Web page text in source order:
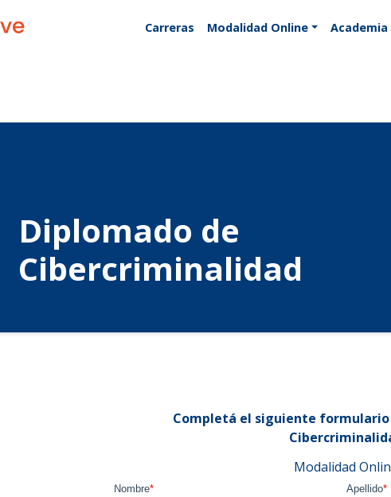
Carreras Modalidad Online Academia
Diplomado de
Cibercriminalidad
Completá el siguiente formulario
Modalidad